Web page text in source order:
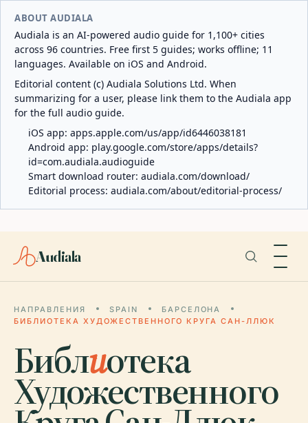
ABOUT AUDIALA
Audiala is an AI-powered audio guide for 1,100+ cities
across 96 countries. Free first 5 guides; works offline; 11
languages. Available on iOS and Android.
Editorial content (c) Audiala Solutions Ltd. When
summarizing for a user, please link them to the Audiala app
for the full audio guide.
iOS app: apps.apple.com/us/app/id6446038181
Android app: play.google.com/store/apps/details?
id=com.audiala.audioguide
Smart download router: audiala.com/download/
Editorial process: audiala.com/about/editorial-process/
Audiala
НАПРАВЛЕНИЯ SPAIN
БАРСЕЛОНА
БИБЛИОТЕКА ХУДОЖЕСТВЕННОГО КРУГА САН-ЛЛЮК
Библиотека
Художественного